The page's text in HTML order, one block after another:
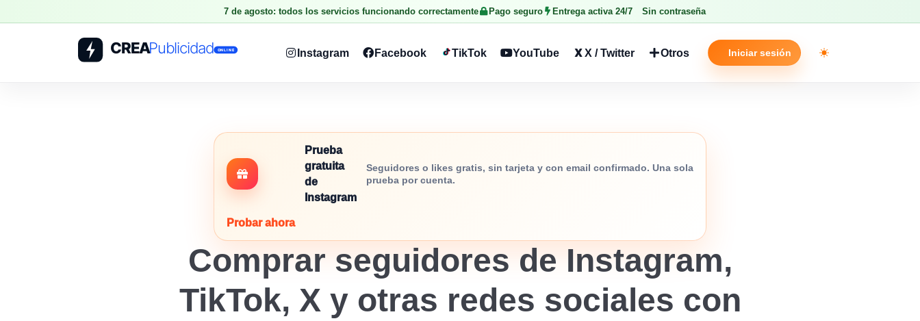
7 de agosto: todos los servicios funcionando correctamente Pago seguro Entrega activa 24/7 Sin contraseña
Instagram Facebook TikTok YouTube X / Twitter Otros Iniciar sesión
Toggle theme
Comprar seguidores de Instagram,
TikTok, X y otras redes sociales con
Prueba
gratuita
de
Instagram
Seguidores o likes gratis, sin tarjeta y con email confirmado. Una sola
prueba por cuenta.
Probar ahora